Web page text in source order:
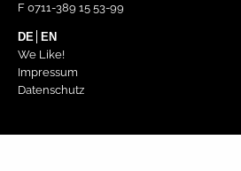
F 0711-389 15 53-99
DE
EN
We Like!
Impressum
Datenschutz